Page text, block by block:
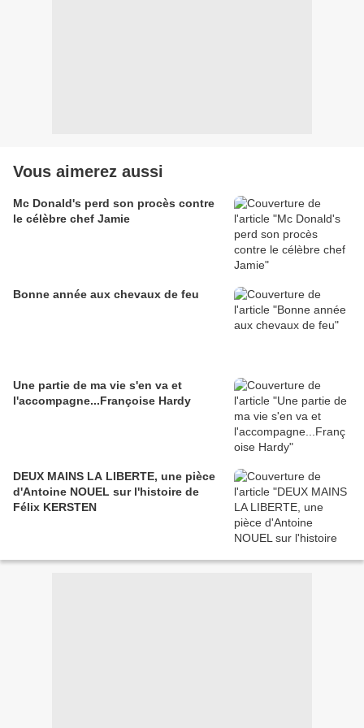
Vous aimerez aussi
Mc Donald's perd son procès contre
le célèbre chef Jamie
Bonne année aux chevaux de feu
Une partie de ma vie s'en va et
l'accompagne...Françoise Hardy
DEUX MAINS LA LIBERTE, une pièce
d'Antoine NOUEL sur l'histoire de
Félix KERSTEN